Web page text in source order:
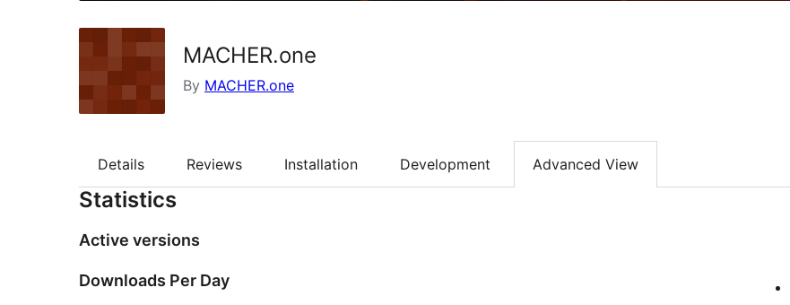
MACHER.one
By MACHER.one
Details Reviews Installation Development Advanced View
Statistics
Active versions
Downloads Per Day